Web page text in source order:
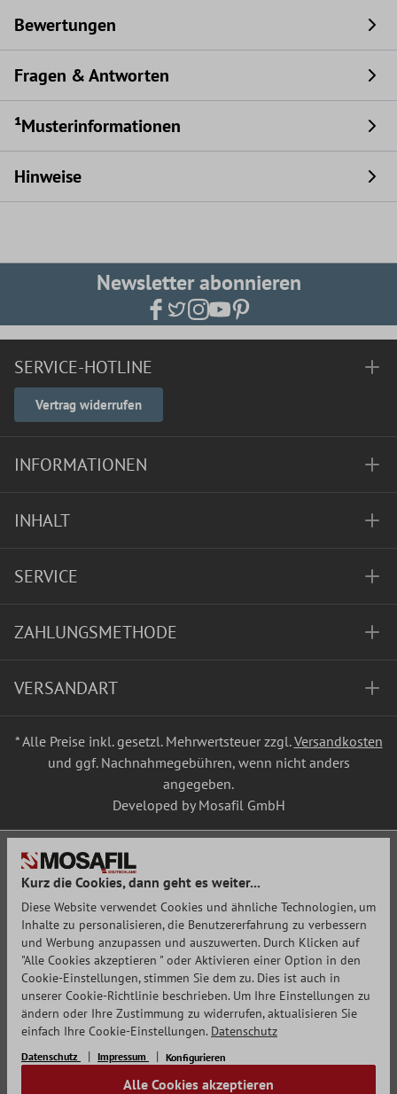
Bewertungen
Fragen & Antworten
¹Musterinformationen
Hinweise
Newsletter abonnieren
SERVICE-HOTLINE
Vertrag widerrufen
INFORMATIONEN
INHALT
SERVICE
ZAHLUNGSMETHODE
VERSANDART
* Alle Preise inkl. gesetzl. Mehrwertsteuer zzgl.Versandkosten
und ggf. Nachnahmegebühren, wenn nicht anders
angegeben.
Developed by Mosafil GmbH
Kurz die Cookies, dann geht es weiter...
Diese Website verwendet Cookies und ähnliche Technologien, um
Inhalte zu personalisieren, die Benutzererfahrung zu verbessern
und Werbung anzupassen und auszuwerten. Durch Klicken auf
"Alle Cookies akzeptieren " oder Aktivieren einer Option in den
Cookie-Einstellungen, stimmen Sie dem zu. Dies ist auch in
unserer Cookie-Richtlinie beschrieben. Um Ihre Einstellungen zu
ändern oder Ihre Zustimmung zu widerrufen, aktualisieren Sie
einfach Ihre Cookie-Einstellungen. Datenschutz
Datenschutz Impressum Konfigurieren
Alle Cookies akzeptieren